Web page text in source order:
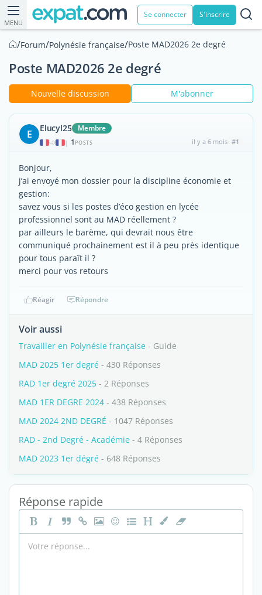
MENU
Se connecter S'inscrire
/Forum/Polynésie française/Poste MAD2026 2e degré
Poste MAD2026 2e degré
Nouvelle discussion M'abonner
E Elucyl25 Membre
| 1 POSTS il y a 6 mois #1
Bonjour,
j’ai envoyé mon dossier pour la discipline économie et
gestion:
savez vous si les postes d’éco gestion en lycée
professionnel sont au MAD réellement ?
par ailleurs le barème, qui devrait nous être
communiqué prochainement est il à peu près identique
pour tous paraît il ?
merci pour vos retours
Réagir Répondre
Voir aussi
Travailler en Polynésie française - Guide
MAD 2025 1er degré - 430 Réponses
RAD 1er degré 2025 - 2 Réponses
MAD 1ER DEGRE 2024 - 438 Réponses
MAD 2024 2ND DEGRÉ - 1047 Réponses
RAD - 2nd Degré - Académie - 4 Réponses
MAD 2023 1er dégré - 648 Réponses
Réponse rapide